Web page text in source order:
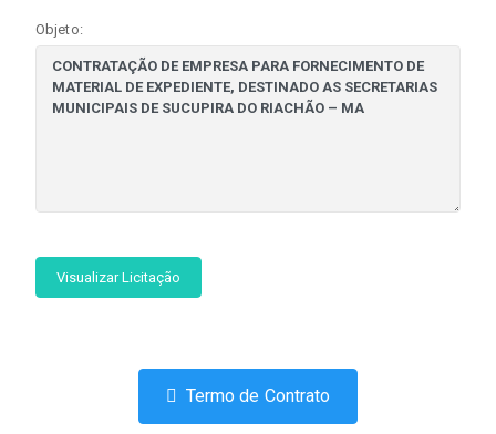
Objeto:
Visualizar Licitação
Termo de Contrato